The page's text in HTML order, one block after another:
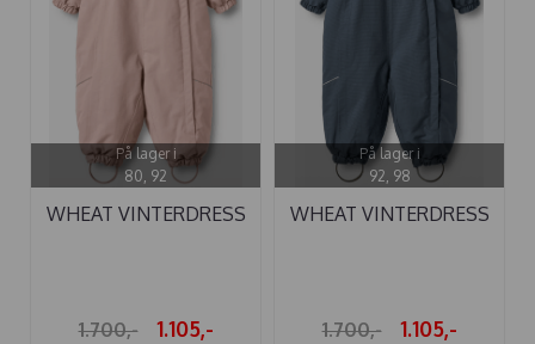
På lager i
80, 92
WHEAT VINTERDRESS
1.700,- 1.105,-
På lager i
92, 98
WHEAT VINTERDRESS
1.700,- 1.105,-